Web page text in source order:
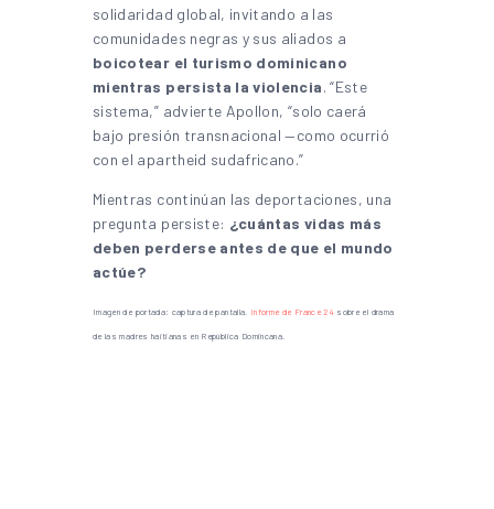
solidaridad global, invitando a las
comunidades negras y sus aliados a
boicotear el turismo dominicano
mientras persista la violencia. “Este
sistema,” advierte Apollon, “solo caerá
bajo presión transnacional —como ocurrió
con el apartheid sudafricano.”
Mientras continúan las deportaciones, una
pregunta persiste: ¿cuántas vidas más
deben perderse antes de que el mundo
actúe?
Imagen de portada: captura de pantalla. Informe de France 24 sobre el drama
de las madres haitianas en República Domincana.